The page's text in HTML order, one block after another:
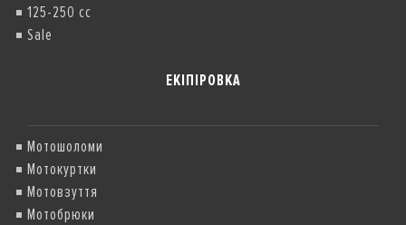
125-250 cc
Sale
ЕКІПІРОВКА
Мотошоломи
Мотокуртки
Мотовзуття
Мотобрюки